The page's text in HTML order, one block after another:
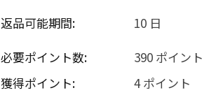
返品可能期間:
10 日
必要ポイント数:
390 ポイント
獲得ポイント:
4 ポイント